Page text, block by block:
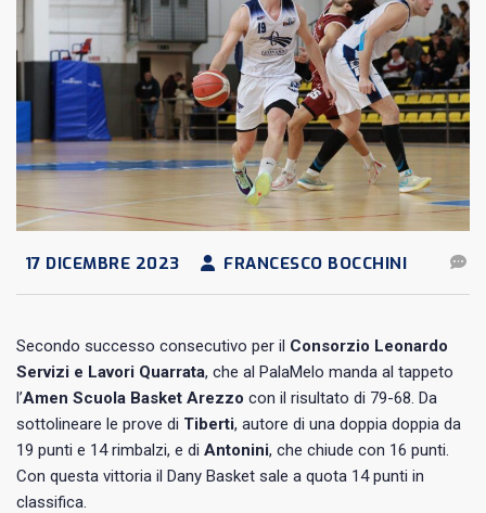
17 DICEMBRE 2023 FRANCESCO BOCCHINI
Secondo successo consecutivo per il Consorzio Leonardo
Servizi e Lavori Quarrata, che al PalaMelo manda al tappeto
l’Amen Scuola Basket Arezzo con il risultato di 79-68. Da
sottolineare le prove di Tiberti, autore di una doppia doppia da
19 punti e 14 rimbalzi, e di Antonini, che chiude con 16 punti.
Con questa vittoria il Dany Basket sale a quota 14 punti in
classifica.